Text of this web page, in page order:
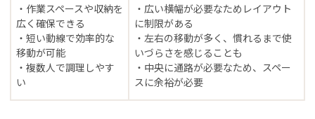
・作業スペースや収納を
広く確保できる
・短い動線で効率的な
移動が可能
・複数人で調理しやす
い
・広い横幅が必要なためレイアウト
に制限がある
・左右の移動が多く、慣れるまで使
いづらさを感じることも
・中央に通路が必要なため、スペー
スに余裕が必要